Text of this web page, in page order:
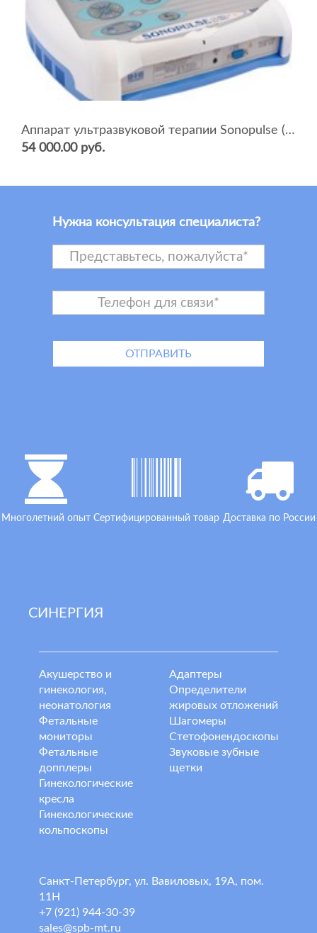
Аппарат ультразвуковой терапии Sonopulse (мультичастотный 1 и 3 Мгц)
54 000.00 руб.
Нужна консультация специалиста?
Многолетний опыт Сертифицированный товар Доставка по России
СИНЕРГИЯ
Акушерство и
гинекология,
неонатология
Фетальные
мониторы
Фетальные
допплеры
Гинекологические
кресла
Гинекологические
кольпоскопы
Адаптеры
Определители
жировых отложений
Шагомеры
Стетофонендоскопы
Звуковые зубные
щетки
Санкт-Петербург, ул. Вавиловых, 19А, пом.
11Н
+7 (921) 944-30-39
sales@spb-mt.ru